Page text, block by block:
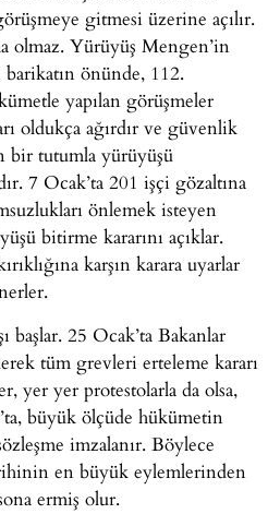
gitmesi üzerine açılır.
olmaz. Yürüyüş Mengen’in
önünde, 112.
yapılan görüşmeler
oldukça ağırdır ve güvenlik
bir tutumla yürüyüşü
7 Ocak’ta 201 işçi gözaltına
önlemek isteyen
bitirme kararını açıklar.
karşın karara uyarlar
başlar. 25 Ocak’ta Bakanlar
tüm grevleri erteleme kararı
yer yer protestolarla da olsa,
büyük ölçüde hükümetin
imzalanır. Böylece
en büyük eylemlerinden
ermiş olur.